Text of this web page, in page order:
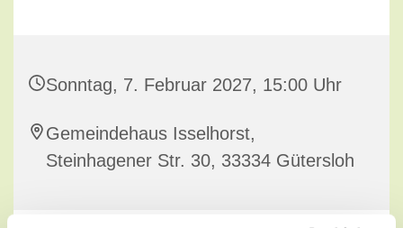
Sonntag, 7. Februar 2027, 15:00 Uhr
Gemeindehaus Isselhorst,
Steinhagener Str. 30, 33334 Gütersloh